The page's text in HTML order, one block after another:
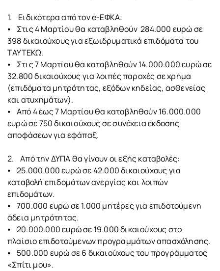
1. Ειδικότερα από τον e-ΕΦΚΑ:
⦁ Στις 4 Μαρτίου θα καταβληθούν 284.000 ευρώ σε
398 δικαιούχους για εξωιδρυματικά επιδόματα του
ΤΑΥΤΕΚΩ.
⦁ Στις 7 Μαρτίου θα καταβληθούν 14.000.000 ευρώ σε
32.800 δικαιούχους για λοιπές παροχές σε χρήμα
(επιδόματα μητρότητας, εξόδων κηδείας, ασθενείας
και ατυχημάτων).
⦁ Από 4 έως 7 Μαρτίου θα καταβληθούν 16.000.000
ευρώ σε 750 δικαιούχους σε συνέχεια έκδοσης
αποφάσεων για εφάπαξ.
2. Από την ΔΥΠΑ θα γίνουν οι εξής καταβολές:
⦁ 25.000.000 ευρώ σε 42.000 δικαιούχους για
καταβολή επιδομάτων ανεργίας και λοιπών
επιδομάτων.
⦁ 700.000 ευρώ σε 1.000 μητέρες για επιδοτούμενη
άδεια μητρότητας.
⦁ 20.000.000 ευρώ σε 19.000 δικαιούχους στο
πλαίσιο επιδοτούμενων προγραμμάτων απασχόλησης.
⦁ 500.000 ευρώ σε 6 δικαιούχους του προγράμματος
«Σπίτι μου».